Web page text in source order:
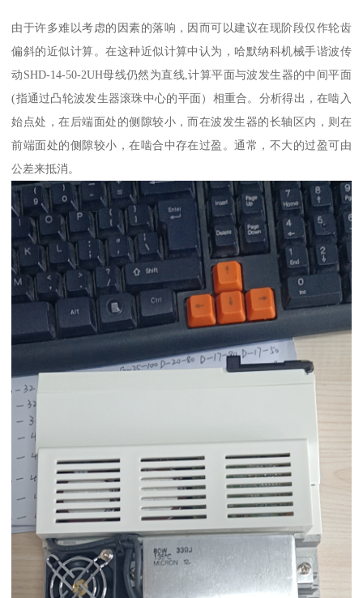
由于许多难以考虑的因素的落响，因而可以建议在现阶段仅作轮齿
偏斜的近似计算。在这种近似计算中认为，哈默纳科机械手谐波传
动SHD-14-50-2UH母线仍然为直线,计算平面与波发生器的中间平面
(指通过凸轮波发生器滚珠中心的平面）相重合。分析得出，在啮入
始点处，在后端面处的侧隙较小，而在波发生器的长轴区内，则在
前端面处的侧隙较小，在啮合中存在过盈。通常，不大的过盈可由
公差来抵消。